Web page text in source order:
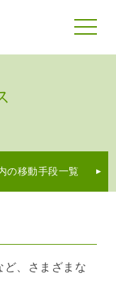
toggle
の移動手段一覧
ど、さまざまな